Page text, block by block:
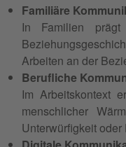
Familiäre
In Familien prägt
Arbeiten an der
Berufliche
Im Arbeitskontext
menschlicher
Unterwürfigkeit